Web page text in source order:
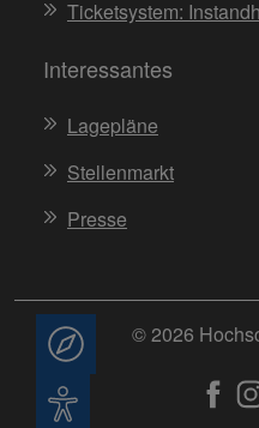
Ticketsystem:
Interessantes
Lagepläne
Stellenmarkt
Presse
© 2026
Beratung
Barrierefreiheit